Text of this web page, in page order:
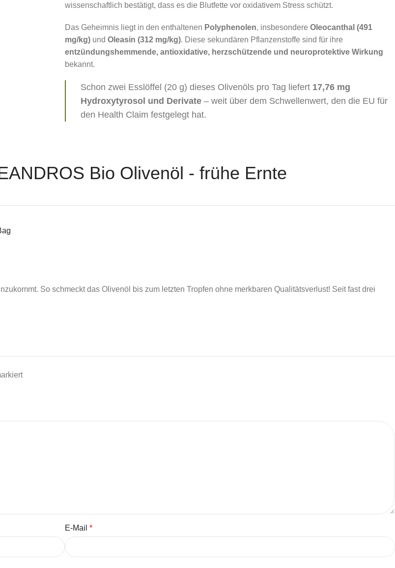
wissenschaftlich bestätigt, dass es die Blutfette vor oxidativem Stress schützt.
Das Geheimnis liegt in den enthaltenen Polyphenolen, insbesondere Oleocanthal (491
mg/kg) und Oleasin (312 mg/kg). Diese sekundären Pflanzenstoffe sind für ihre
entzündungshemmende, antioxidative, herzschützende und neuroprotektive Wirkung
bekannt.
Schon zwei Esslöffel (20 g) dieses Olivenöls pro Tag liefert 17,76 mg
Hydroxytyrosol und Derivate – weit über dem Schwellenwert, den die EU für
den Health Claim festgelegt hat.
Bio Olivenöl - frühe Ernte
So schmeckt das Olivenöl bis zum letzten Tropfen ohne merkbaren Qualitätsverlust! Seit fast drei
E-Mail *